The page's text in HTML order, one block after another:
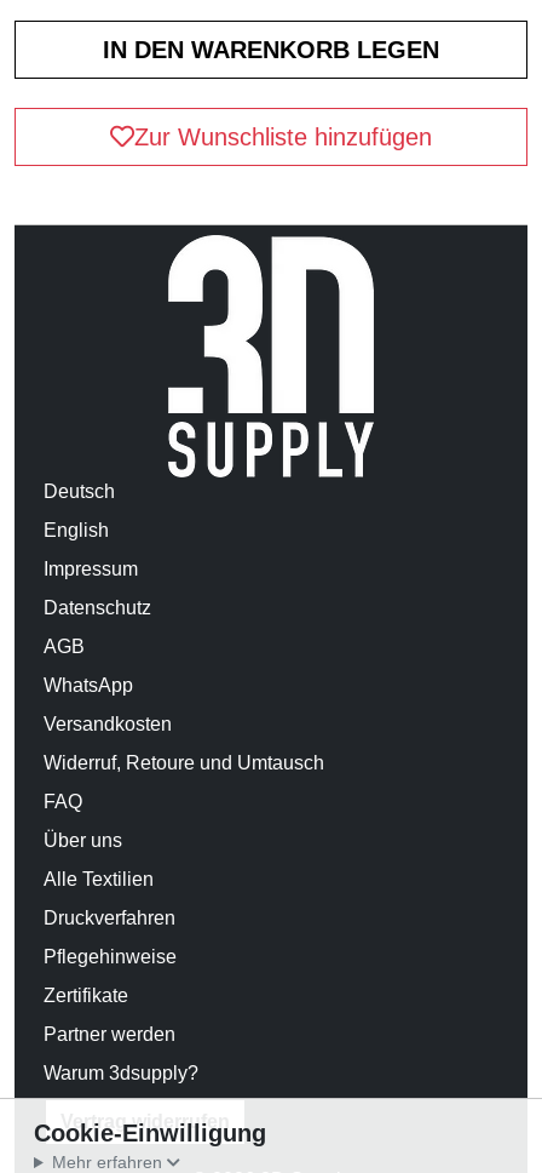
Zur Wunschliste hinzufügen
Deutsch
English
Impressum
Datenschutz
AGB
WhatsApp
Versandkosten
Widerruf, Retoure und Umtausch
FAQ
Über uns
Alle Textilien
Druckverfahren
Pflegehinweise
Zertifikate
Partner werden
Warum 3dsupply?
Vertrag widerrufen
Cookie-Einwilligung
Mehr erfahren